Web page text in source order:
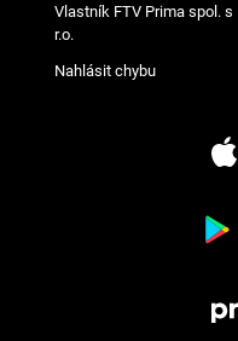
Vlastník FTV Prima spol. s
r.o.
Nahlásit chybu